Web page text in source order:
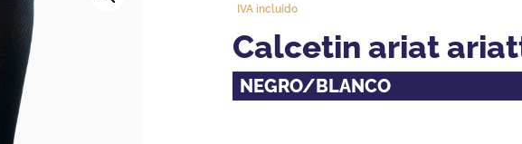
IVA incluido
calcetin ariat